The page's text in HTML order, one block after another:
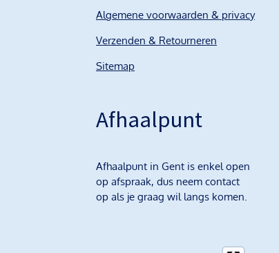
Algemene voorwaarden & privacy
Verzenden & Retourneren
Sitemap
Afhaalpunt
Afhaalpunt in Gent is enkel open
op afspraak, dus neem contact
op als je graag wil langs komen.